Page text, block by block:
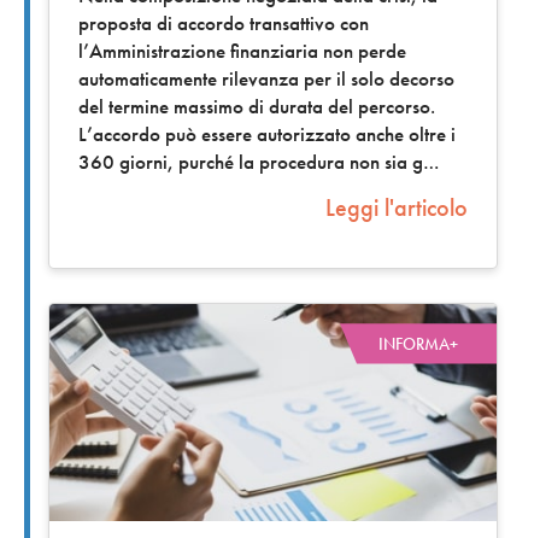
proposta di accordo transattivo con
l’Amministrazione finanziaria non perde
automaticamente rilevanza per il solo decorso
del termine massimo di durata del percorso.
L’accordo può essere autorizzato anche oltre i
360 giorni, purché la procedura non sia g
Leggi l'articolo
INFORMA+